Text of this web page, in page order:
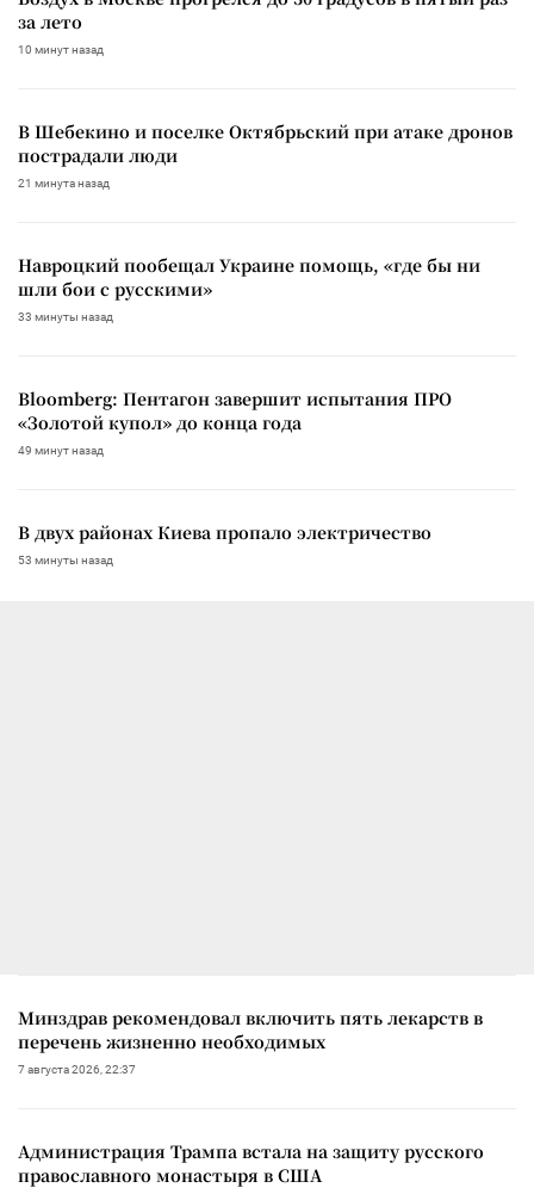
за лето
10 минут назад
В Шебекино и поселке Октябрьский при атаке дронов
пострадали люди
21 минута назад
Навроцкий пообещал Украине помощь, «где бы ни
шли бои с русскими»
33 минуты назад
Bloomberg: Пентагон завершит испытания ПРО
«Золотой купол» до конца года
49 минут назад
В двух районах Киева пропало электричество
53 минуты назад
Минздрав рекомендовал включить пять лекарств в
перечень жизненно необходимых
7 августа 2026, 22:37
Администрация Трампа встала на защиту русского
православного монастыря в США